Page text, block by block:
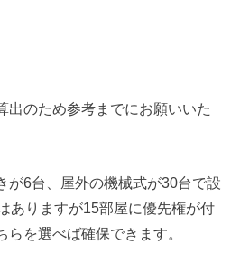
出のため参考までにお願いいた
が6台、屋外の機械式が30台で設
ありますが15部屋に優先権が付
らを選べば確保できます。